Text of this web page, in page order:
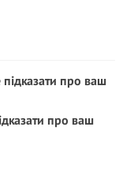
про ваш